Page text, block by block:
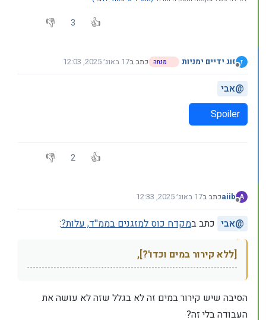
3
ז
מנותק
זוג ידיים ימניות מנחה כתב ב17 באוג׳ 2025, 12:03
נערך לאחרונה על ידי
@אבי
Spoiler
2
A
מנותק
aiibכתב ב17 באוג׳ 2025, 12:33
נערך לאחרונה על ידי
@אבי כתב במקדח כוס למזגנים בממ''ד, עלות?:
[ללא קירור במים וכדו'?],
הסיבה שיש קירור במים זה לא בגלל שזה לא עושה את
העבודה בלי זה?